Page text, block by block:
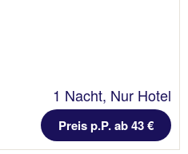
1 Nacht, Nur Hotel
Preis p.P. ab 43 €